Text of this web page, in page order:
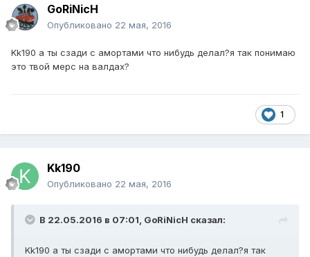
GoRiNicH
Опубликовано 22 мая, 2016
Kk190 а ты сзади с амортами что нибудь делал?я так понимаю
это твой мерс на валдах?
1
Kk190
Опубликовано 22 мая, 2016
В 22.05.2016 в 07:01, GoRiNicH сказал:
Kk190 а ты сзади с амортами что нибудь делал?я так